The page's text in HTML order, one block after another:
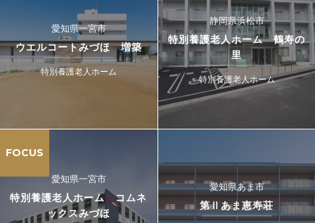
愛知県一宮市
ウエルコートみづほ 増築
特別養護老人ホーム
静岡県浜松市
特別養護老人ホーム 鶴寿の
里
特別養護老人ホーム
FOCUS
愛知県一宮市
特別養護老人ホーム コムネ
ックスみづほ
愛知県あま市
第Ⅱあま恵寿荘